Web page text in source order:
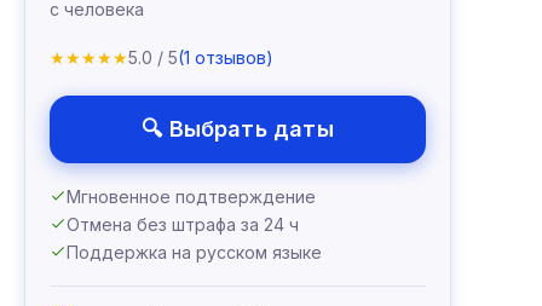
с человека
★★★★★5.0 / 5(1 отзывов)
🔍 Выбрать даты
Мгновенное подтверждение
Отмена без штрафа за 24 ч
Поддержка на русском языке